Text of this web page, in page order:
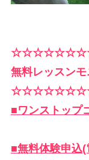
無料レッスン
■ワンストップ
■無料体験申込